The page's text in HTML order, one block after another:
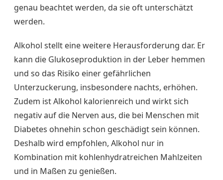
genau beachtet werden, da sie oft unterschätzt
werden.
Alkohol stellt eine weitere Herausforderung dar. Er
kann die Glukoseproduktion in der Leber hemmen
und so das Risiko einer gefährlichen
Unterzuckerung, insbesondere nachts, erhöhen.
Zudem ist Alkohol kalorienreich und wirkt sich
negativ auf die Nerven aus, die bei Menschen mit
Diabetes ohnehin schon geschädigt sein können.
Deshalb wird empfohlen, Alkohol nur in
Kombination mit kohlenhydratreichen Mahlzeiten
und in Maßen zu genießen.